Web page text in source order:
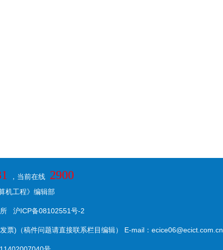
，当前在线 2900
机工程》编辑部
所 沪ICP备08102551号-2
)（稿件问题请直接联系栏目编辑） E-mail：ecice06@ecict.com.cn